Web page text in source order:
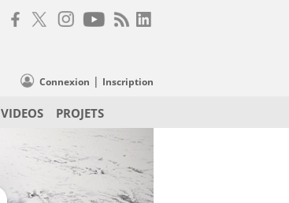
Connexion | Inscription
VIDEOS PROJETS